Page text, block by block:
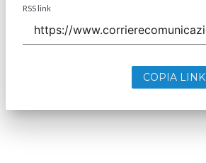
RSS link
COPIA LINK